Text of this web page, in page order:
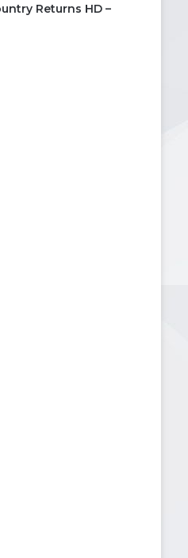
Returns HD –